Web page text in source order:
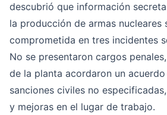
descubrió que información
la producción de armas nucleares
comprometida en tres incidentes
No se presentaron cargos
de la planta acordaron un
sanciones civiles no
y mejoras en el lugar de trabajo.